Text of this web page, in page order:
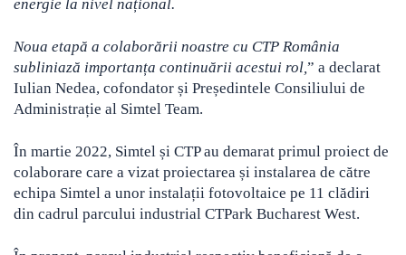
energie la nivel național.
Noua etapă a colaborării noastre cu CTP România
subliniază importanța continuării acestui rol,” a declarat
Iulian Nedea, cofondator și Președintele Consiliului de
Administrație al Simtel Team.
În martie 2022, Simtel și CTP au demarat primul proiect de
colaborare care a vizat proiectarea și instalarea de către
echipa Simtel a unor instalații fotovoltaice pe 11 clădiri
din cadrul parcului industrial CTPark Bucharest West.